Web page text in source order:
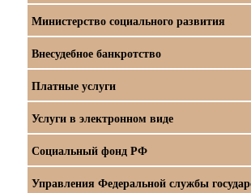
Министерство социального развития
Внесудебное банкротство
Платные услуги
Услуги в электронном виде
Социальный фонд РФ
Управления Федеральной службы